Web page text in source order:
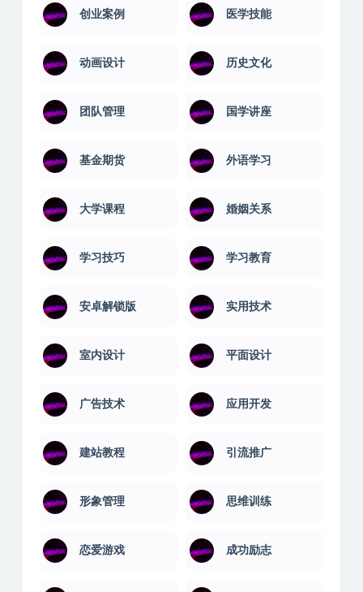
创业案例 医学技能
动画设计 历史文化
团队管理 国学讲座
基金期货 外语学习
大学课程 婚姻关系
学习技巧 学习教育
安卓解锁版 实用技术
室内设计 平面设计
广告技术 应用开发
建站教程 引流推广
形象管理 思维训练
恋爱游戏 成功励志